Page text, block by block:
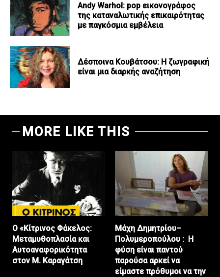
Andy Warhol: pop εικονογράφος
της καταναλωτικής επικαιρότητας
με παγκόσμια εμβέλεια
Δέσποινα Κουβάτσου: Η ζωγραφική
είναι μια διαρκής αναζήτηση
MORE LIKE THIS
Ο «Κίτρινος Φάκελος:
Μεταμυθοπλασία και
Αυτοαναφορικότητα
στον Μ. Καραγάτση
Μάχη Δημητρίου–
Πολυμεροπούλου : Η
φύση είναι παντού
παρούσα αρκεί να
είμαστε πρόθυμοι να την